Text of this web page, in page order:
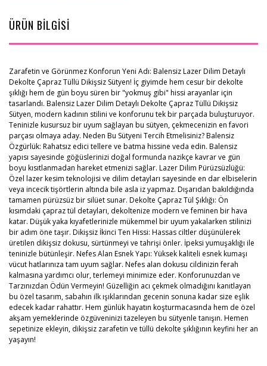
ÜRÜN BİLGİSİ
Zarafetin ve Görünmez Konforun Yeni Adı: Balensiz Lazer Dilim Detaylı
Dekolte Çapraz Tüllü Dikişsiz Sütyen! İç giyimde hem cesur bir dekolte
şıklığı hem de gün boyu süren bir "yokmuş gibi" hissi arayanlar için
tasarlandı. Balensiz Lazer Dilim Detaylı Dekolte Çapraz Tüllü Dikişsiz
Sütyen, modern kadının stilini ve konforunu tek bir parçada buluşturuyor.
Teninizle kusursuz bir uyum sağlayan bu sütyen, çekmecenizin en favori
parçası olmaya aday. Neden Bu Sütyeni Tercih Etmelisiniz? Balensiz
Özgürlük: Rahatsız edici tellere ve batma hissine veda edin. Balensiz
yapısı sayesinde göğüslerinizi doğal formunda nazikçe kavrar ve gün
boyu kısıtlanmadan hareket etmenizi sağlar. Lazer Dilim Pürüzsüzlüğü:
Özel lazer kesim teknolojisi ve dilim detayları sayesinde en dar elbiselerin
veya incecik tişörtlerin altında bile asla iz yapmaz. Dışarıdan bakıldığında
tamamen pürüzsüz bir silüet sunar. Dekolte Çapraz Tül Şıklığı: Ön
kısımdaki çapraz tül detayları, dekoltenize modern ve feminen bir hava
katar. Düşük yaka kıyafetlerinizle mükemmel bir uyum yakalarken stilinizi
bir adım öne taşır. Dikişsiz İkinci Ten Hissi: Hassas ciltler düşünülerek
üretilen dikişsiz dokusu, sürtünmeyi ve tahrişi önler. İpeksi yumuşaklığı ile
teninizle bütünleşir. Nefes Alan Esnek Yapı: Yüksek kaliteli esnek kumaşı
vücut hatlarınıza tam uyum sağlar. Nefes alan dokusu cildinizin ferah
kalmasına yardımcı olur, terlemeyi minimize eder. Konforunuzdan ve
Tarzınızdan Ödün Vermeyin! Güzelliğin acı çekmek olmadığını kanıtlayan
bu özel tasarım, sabahın ilk ışıklarından gecenin sonuna kadar size eşlik
edecek kadar rahattır. Hem günlük hayatın koşturmacasında hem de özel
akşam yemeklerinde özgüveninizi tazeleyen bu sütyenle tanışın. Hemen
sepetinize ekleyin, dikişsiz zarafetin ve tüllü dekolte şıklığının keyfini her an
yaşayın!